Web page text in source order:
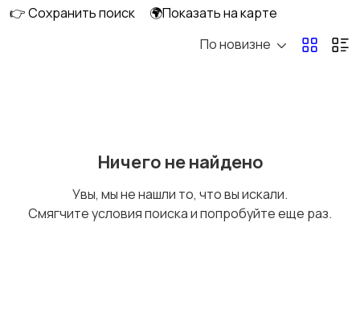
👉 Сохранить поиск
🌍Показать на карте
По новизне
Ничего не найдено
Увы, мы не нашли то, что вы искали.
Смягчите условия поиска и попробуйте еще раз.